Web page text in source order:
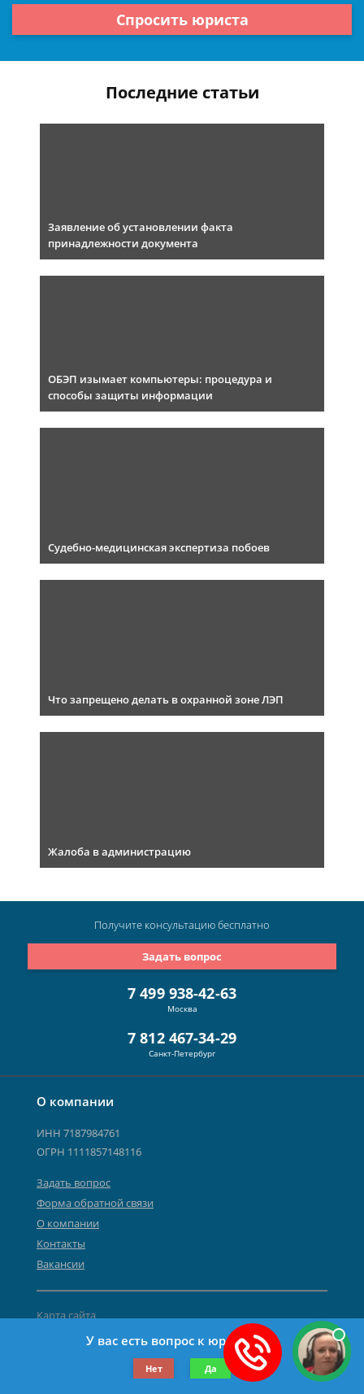
Спросить юриста
Последние статьи
Заявление об установлении факта
принадлежности документа
ОБЭП изымает компьютеры: процедура и
способы защиты информации
Судебно-медицинская экспертиза побоев
Что запрещено делать в охранной зоне ЛЭП
Жалоба в администрацию
О компании
ИНН 7187984761
ОГРН 1111857148116
Задать вопрос
Форма обратной связи
О компании
Контакты
Вакансии
©2019-2026 Все права защищены.
Карта сайта
Политика персональных данных
7 499 938-42-63
Москва
7 812 467-34-29
Санкт-Петербург
Задать вопрос
Получите консультациюбесплатно
У вас есть вопрос к юристу?
Нет Да